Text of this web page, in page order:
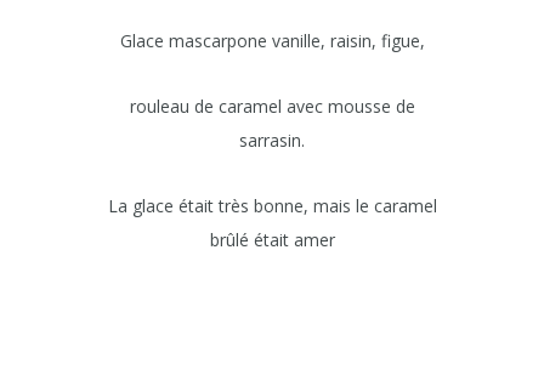
Glace mascarpone vanille, raisin, figue,
rouleau de caramel avec mousse de
sarrasin.
La glace était très bonne, mais le caramel
brûlé était amer